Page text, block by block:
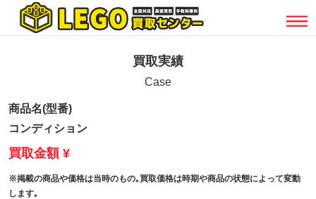
買取実績
Case
商品名(型番)
コンディション
買取金額 ¥
※掲載の商品や価格は当時のもの｡買取価格は時期や商品の状態によって変動
します｡